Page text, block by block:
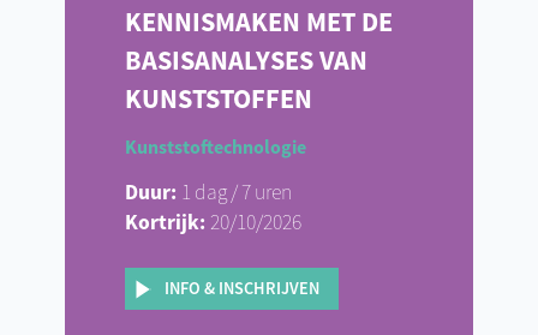
KENNISMAKEN MET DE
BASISANALYSES VAN
KUNSTSTOFFEN
Kunststoftechnologie
Duur: 1 dag / 7 uren
Kortrijk: 20/10/2026
INFO & INSCHRIJVEN